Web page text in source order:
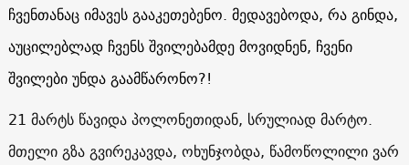
ჩვენთანაც იმავეს გააკეთებენო. მედავებოდა, რა გინდა,
აუცილებლად ჩვენს შვილებამდე მოვიდნენ, ჩვენი
შვილები უნდა გაამწარონო?!
21 მარტს წავიდა პოლონეთიდან, სრულიად მარტო.
მთელი გზა გვირეკავდა, ოხუნჯობდა, წამოწოლილი ვარ